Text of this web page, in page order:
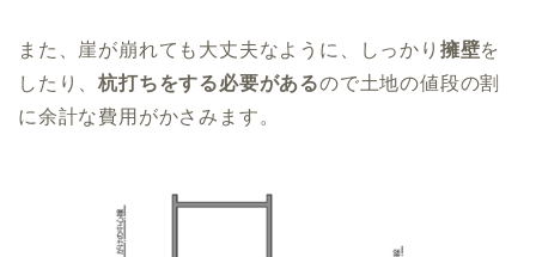
また、崖が崩れても大丈夫なように、しっかり 擁壁を
したり、杭打ちをする必要があるので土地の値段の割
に余計な費用がかさみます。